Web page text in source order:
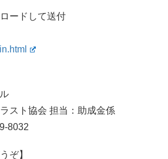
ードして送付
スト協会 担当：助成金係
8032
ぞ】